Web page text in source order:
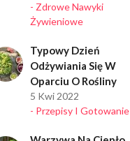
- Zdrowe Nawyki
Żywieniowe
Typowy Dzień
Odżywiania Się W
Oparciu O Rośliny
5 Kwi 2022
- Przepisy I Gotowanie